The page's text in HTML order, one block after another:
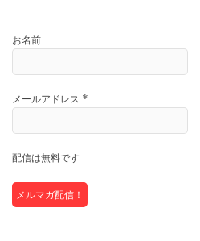
お名前
メールアドレス *
配信は無料です